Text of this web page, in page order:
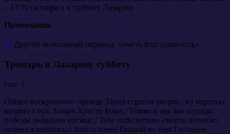
– 17/30 ок­тяб­ря и в суб­бо­ту Ла­за­ре­ву.
При­ме­ча­ния
[1] Дру­гой воз­мож­ный пе­ре­вод: «иметь бла­го­дар­ность».
Тропарь в Лазареву субботу
глас 1
О́бщее воскресе́ние/ пре́жде Твоея́ стра́сти уверя́я,/ из ме́ртвых
воздви́гл еси́ Ла́заря Христе́ Бо́же./ Те́мже и мы я́ко о́троцы
побе́ды зна́мения нося́ще,/ Тебе́ победи́телю сме́рти вопие́м:/
оса́нна в вы́шних,// благослове́н Гряды́й во и́мя Госпо́дне.